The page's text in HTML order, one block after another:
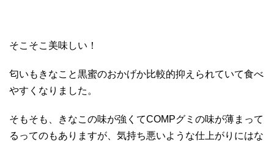
そこそこ美味しい！
匂いもきなこと黒蜜のおかげか比較的抑えられていて食べ
やすくなりました。
そもそも、きなこの味が強くてCOMPグミの味が薄まって
るってのもありますが、気持ち悪いような仕上がりにはな